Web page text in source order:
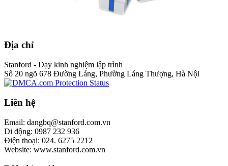
Địa chỉ
Stanford - Dạy kinh nghiệm lập trình
Số 20 ngõ 678 Đường Láng, Phường Láng Thượng, Hà Nội
Liên hệ
Email: dangbq@stanford.com.vn
Di động: 0987 232 936
Điện thoại: 024. 6275 2212
Website: www.stanford.com.vn